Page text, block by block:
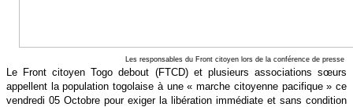
Les responsables du Front citoyen lors de la conférence de presse
Le Front citoyen Togo debout (FTCD) et plusieurs associations sœurs
appellent la population togolaise à une « marche citoyenne pacifique » ce
vendredi 05 Octobre pour exiger la libération immédiate et sans condition